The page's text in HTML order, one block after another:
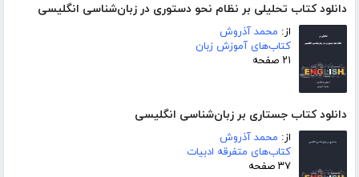
دانلود کتاب تحلیلی بر نظام نحو دستوری در زبان‌شناسی انگلیسی
از: محمد آذروش
کتاب‌های آموزش زبان
۲۱ صفحه
دانلود کتاب جستاری بر زبان‌شناسی انگلیسی
از: محمد آذروش
کتاب‌های متفرقه ادبیات
۳۷ صفحه